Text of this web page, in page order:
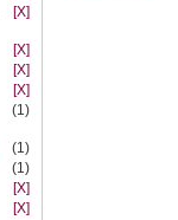
[X]
[X]
[X]
[X]
(1)
(1)
(1)
[X]
[X]